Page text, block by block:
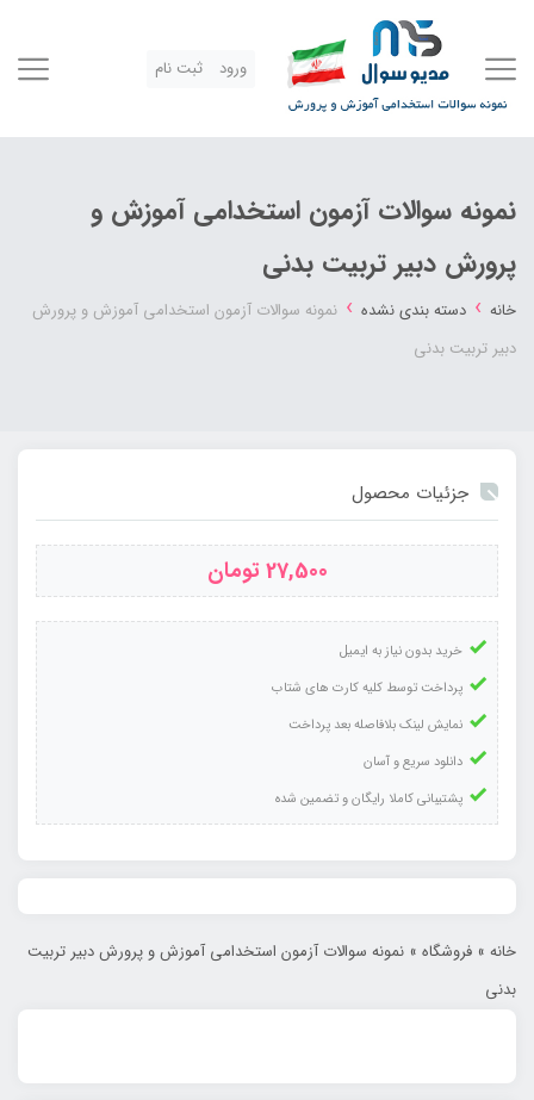
ورود ثبت نام
نمونه سوالات آزمون استخدامی آموزش و
پرورش دبیر تربیت بدنی
خانه › دسته بندی نشده › نمونه سوالات آزمون استخدامی آموزش و پرورش
دبیر تربیت بدنی
جزئیات محصول
27,500 تومان
خرید بدون نیاز به ایمیل
پرداخت توسط کلیه کارت های شتاب
نمایش لینک بلافاصله بعد پرداخت
دانلود سریع و آسان
پشتیبانی کاملا رایگان و تضمین شده
خانه » فروشگاه » نمونه سوالات آزمون استخدامی آموزش و پرورش دبیر تربیت
بدنی